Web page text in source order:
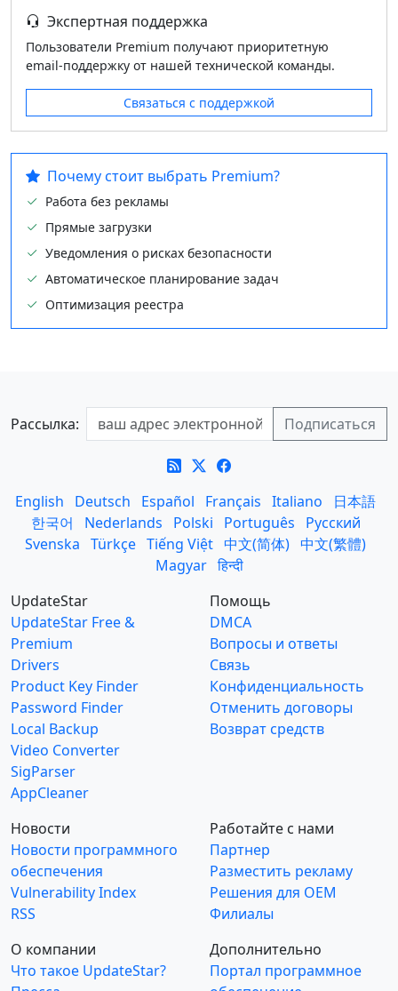
Экспертная поддержка
Пользователи Premium получают приоритетную
email‑поддержку от нашей технической команды.
Связаться с поддержкой
Почему стоит выбрать Premium?
Работа без рекламы
Прямые загрузки
Уведомления о рисках безопасности
Автоматическое планирование задач
Оптимизация реестра
Рассылка:
English Deutsch Español Français Italiano
日本語
한국어
Nederlands Polski Português
Русский
Svenska Türkçe Tiếng Việt 中文(简体) 中文(繁體)
Magyar हिन्दी
UpdateStar
UpdateStar Free &
Premium
Drivers
Product Key Finder
Password Finder
Local Backup
Video Converter
SigParser
AppCleaner
Помощь
DMCA
Вопросы и ответы
Связь
Конфиденциальность
Отменить договоры
Возврат средств
Новости
Новости программного
обеспечения
Vulnerability Index
RSS
Работайте с нами
Партнер
Разместить рекламу
Решения для OEM
Филиалы
О компании
Что такое UpdateStar?
Дополнительно
Портал программное